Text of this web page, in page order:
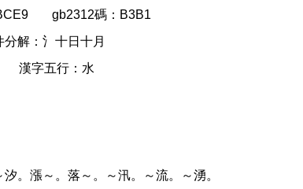
gb2312碼：B3B1
分解：氵十日十月
漢字五行：水
。漲～。落～。～汛。～流。～湧。